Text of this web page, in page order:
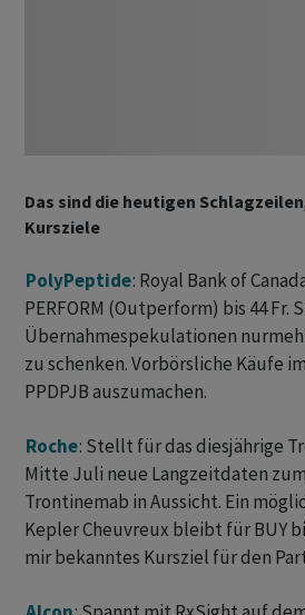
Das sind die heutigen
Kursziele
PolyPeptide: Royal Bank of
PERFORM (Outperform) bis 44 Fr.
Übernahmespekulationen
zu schenken. Vorbörsliche Käufe
PPDPJB auszumachen.
Roche: Stellt für das diesjährige
Mitte Juli neue Langzeitdaten
Trontinemab in Aussicht. Ein
Kepler Cheuvreux bleibt für BUY
mir bekanntes Kursziel für den